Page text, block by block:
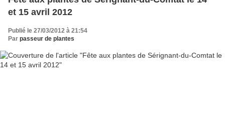
et 15 avril 2012
Publié le 27/03/2012 à 21:54
Par passeur de plantes